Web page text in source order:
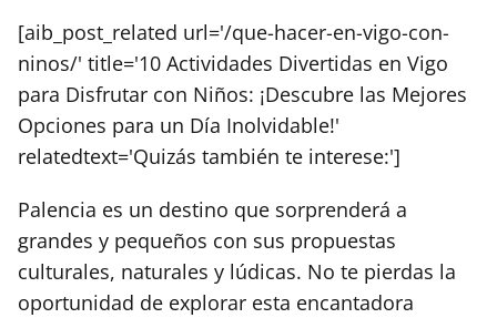
[aib_post_related url='/que-hacer-en-vigo-con-
ninos/' title='10 Actividades Divertidas en Vigo
para Disfrutar con Niños: ¡Descubre las Mejores
Opciones para un Día Inolvidable!'
relatedtext='Quizás también te interese:']
Palencia es un destino que sorprenderá a
grandes y pequeños con sus propuestas
culturales, naturales y lúdicas. No te pierdas la
oportunidad de explorar esta encantadora